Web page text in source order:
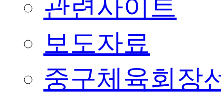
관련사이트
보도자료
중구체육회장